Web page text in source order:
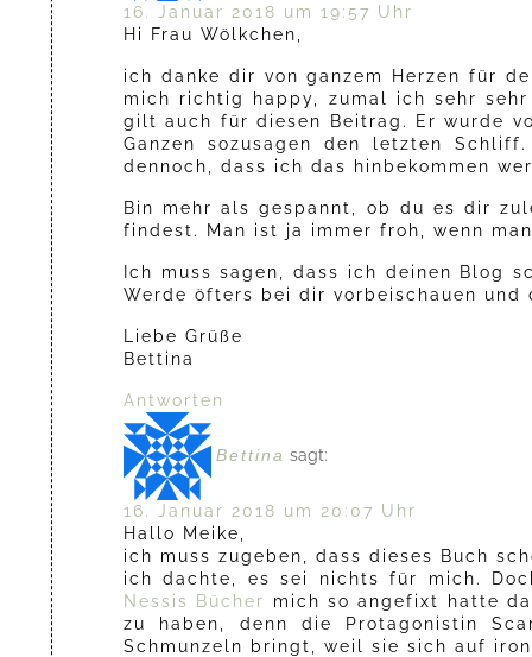
16. Januar 2018 um 19:57 Uhr
Hi Frau Wölkchen,
ich danke dir von ganzem Herzen für
mich richtig happy, zumal ich sehr
gilt auch für diesen Beitrag. Er wurde
Ganzen sozusagen den letzten
dennoch, dass ich das hinbekommen
Bin mehr als gespannt, ob du es dir
findest. Man ist ja immer froh, wenn
Ich muss sagen, dass ich deinen Blog
Werde öfters bei dir vorbeischauen und
Liebe Grüße
Bettina
Antworten
Bettina sagt:
16. Januar 2018 um 20:07 Uhr
Hallo Meike,
ich muss zugeben, dass dieses Buch
ich dachte, es sei nichts für mich.
Nessis Bücher
mich so angefixt hatte
zu haben, denn die Protagonistin
Schmunzeln bringt, weil sie sich auf